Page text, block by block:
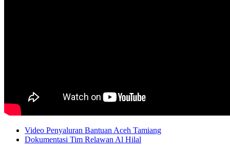
Video Penyaluran Bantuan Aceh Tamiang
Dokumentasi Tim Relawan Al Hilal